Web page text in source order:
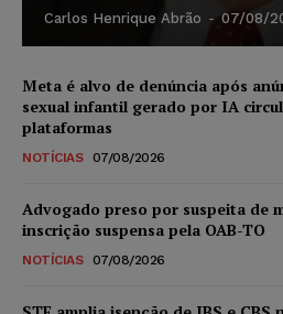
Carlos Henrique Abrão - 07/08/
Meta é alvo de denúncia após
sexual infantil gerado por IA
plataformas
NOTÍCIAS 07/08/2026
Advogado preso por suspeita de
inscrição suspensa pela OAB-TO
NOTÍCIAS 07/08/2026